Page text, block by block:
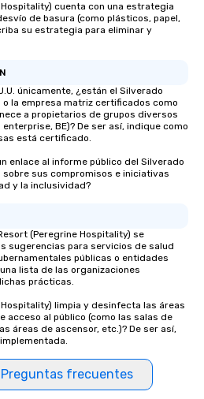
cuenta con una estrategia
de basura (como plásticos, papel,
su estrategia para eliminar y
únicamente, ¿están el Silverado
la empresa matriz certificados como
a propietarios de grupos diversos
BE)? De ser así, indique como
está certificado.
enlace al informe público del Silverado
sus compromisos e iniciativas
y la inclusividad?
(Peregrine Hospitality) se
sugerencias para servicios de salud
públicas o entidades
lista de las organizaciones
prácticas.
limpia y desinfecta las áreas
acceso al público (como las salas de
áreas de ascensor, etc.)? De ser así,
Preguntas frecuentes